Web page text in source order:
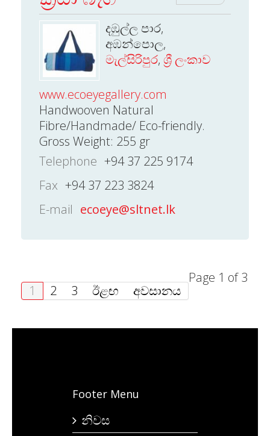
දඹුල්ල පාර,
අඹන්පොල,
මැල්සිරිපුර, ශ්‍රී ලංකාව
www.ecoeyegallery.com
Handwooven Natural
Fibre/Handmade/ Eco-friendly.
Gross Weight: 255 gr
Telephone +94 37 225 9174
Fax +94 37 223 3824
E-mail ecoeye@sltnet.lk
Page 1 of 3
1
2 3 ඊළඟ අවසානය
Footer Menu
නිවස